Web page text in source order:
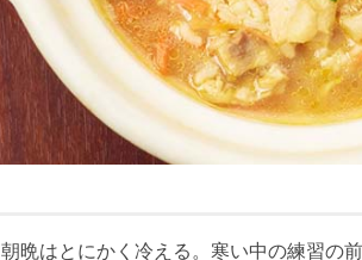
朝晩はとにかく冷える。寒い中の練習の